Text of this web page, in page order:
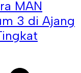
MAN
3 di Ajang